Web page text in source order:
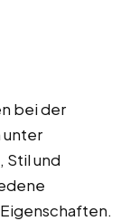
bei der
unter
Stil und